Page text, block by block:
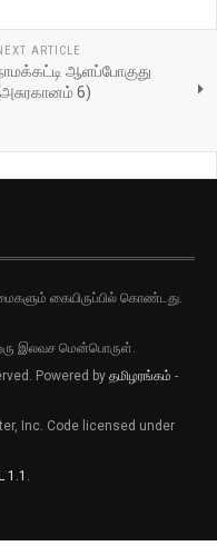
ARTICLE
ஆளப்போகுது
6)
கையிருப்பில் கொண்டது.
இலவச மென்பொருள்.
Powered by தமிழரங்கம் -
Inc. Code licensed under
1.1 .